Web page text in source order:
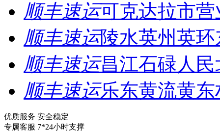
顺丰速运可克达拉市营
顺丰速运陵水英州英
顺丰速运昌江石碌人
顺丰速运乐东黄流黄
优质服务 安全稳定
专属客服 7*24小时支撑